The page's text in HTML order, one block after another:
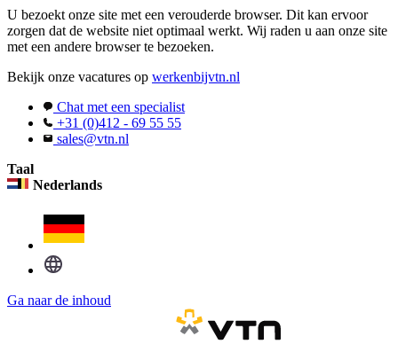
U bezoekt onze site met een verouderde browser. Dit kan ervoor
zorgen dat de website niet optimaal werkt. Wij raden u aan onze site
met een andere browser te bezoeken.
Bekijk onze vacatures op werkenbijvtn.nl
Chat met een specialist
+31 (0)412 - 69 55 55
sales@vtn.nl
Taal
Nederlands
Ga naar de inhoud